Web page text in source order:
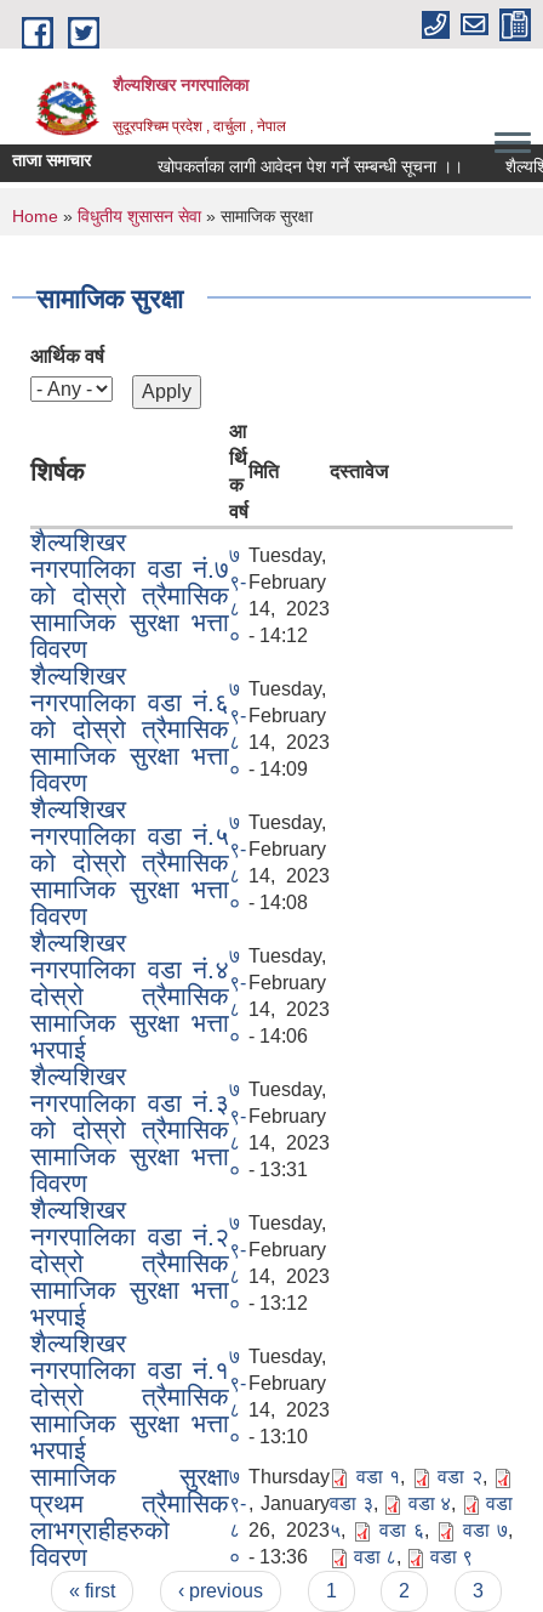
Skip to main content
शैल्यशिखर नगरपालिका
सुदूरपश्चिम प्रदेश , दार्चुला , नेपाल
ताजा समाचार खोपकर्ताका लागी आवेदन पेश गर्ने सम्बन्धी सूचना ।।
You are here
Home » विधुतीय शुसासन सेवा» सामाजिक सुरक्षा
सामाजिक सुरक्षा
आर्थिक वर्ष
शिर्षक
आ
र्थि
क
वर्ष
मिति दस्तावेज
शैल्यशिखर
नगरपालिका वडा नं.७
को दोस्रो त्रैमासिक
सामाजिक सुरक्षा भत्ता
विवरण
७
९-
८
०
Tuesday,
February
14, 2023
- 14:12
शैल्यशिखर
नगरपालिका वडा नं.६
को दोस्रो त्रैमासिक
सामाजिक सुरक्षा भत्ता
विवरण
७
९-
८
०
Tuesday,
February
14, 2023
- 14:09
शैल्यशिखर
नगरपालिका वडा नं.५
को दोस्रो त्रैमासिक
सामाजिक सुरक्षा भत्ता
विवरण
७
९-
८
०
Tuesday,
February
14, 2023
- 14:08
शैल्यशिखर
नगरपालिका वडा नं.४
दोस्रो त्रैमासिक
सामाजिक सुरक्षा भत्ता
भरपाई
७
९-
८
०
Tuesday,
February
14, 2023
- 14:06
शैल्यशिखर
नगरपालिका वडा नं.३
को दोस्रो त्रैमासिक
सामाजिक सुरक्षा भत्ता
विवरण
७
९-
८
०
Tuesday,
February
14, 2023
- 13:31
शैल्यशिखर
नगरपालिका वडा नं.२
दोस्रो त्रैमासिक
सामाजिक सुरक्षा भत्ता
भरपाई
७
९-
८
०
Tuesday,
February
14, 2023
- 13:12
शैल्यशिखर
नगरपालिका वडा नं.१
दोस्रो त्रैमासिक
सामाजिक सुरक्षा भत्ता
भरपाई
७
९-
८
०
Tuesday,
February
14, 2023
- 13:10
सामाजिक सुरक्षा
प्रथम त्रैमासिक
लाभग्राहीहरुको
विवरण
७
९-
८
०
Thursday
, January
26, 2023
- 13:36
वडा १, वडा २,
वडा ३, वडा ४,
वडा
५, वडा ६, वडा ७,
वडा ८, वडा ९
Pages
« first ‹ previous 1 2
3